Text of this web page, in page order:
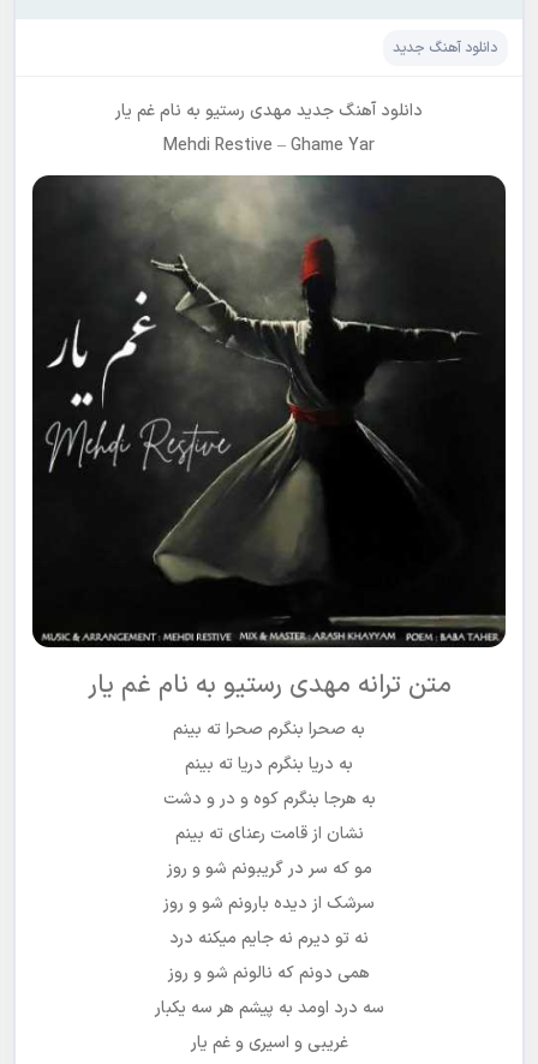
دانلود آهنگ جدید
دانلود آهنگ جدید مهدی رستیو به نامغم یار
Mehdi Restive –Ghame Yar
متن ترانه مهدی رستیو به نام غم یار
به صحرا بنگرم صحرا ته بینم
به دریا بنگرم دریا ته بینم
به هرجا بنگرم کوه و در و دشت
نشان از قامت رعنای ته بینم
مو که سر در گریبونم شو و روز
سرشک از دیده بارونم شو و روز
نه تو دیرم نه جایم میکنه درد
همی دونم که نالونم شو و روز
سه درد اومد به پیشم هر سه یکبار
غریبی و اسیری و غم یار